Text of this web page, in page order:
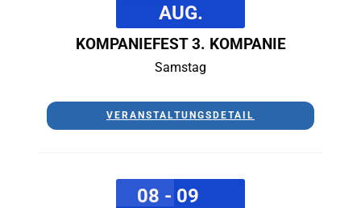
AUG.
KOMPANIEFEST 3. KOMPANIE
Samstag
VERANSTALTUNGSDETAIL
08 - 09